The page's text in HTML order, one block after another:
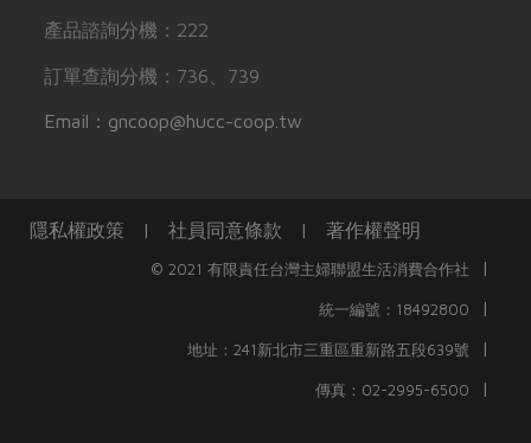
產品諮詢分機：222
訂單查詢分機：736、739
Email：gncoop@hucc-coop.tw
隱私權政策 | 社員同意條款 | 著作權聲明
© 2021 有限責任台灣主婦聯盟生活消費合作社 |
統一編號：18492800 |
地址：241新北市三重區重新路五段639號 |
傳真：02-2995-6500 |